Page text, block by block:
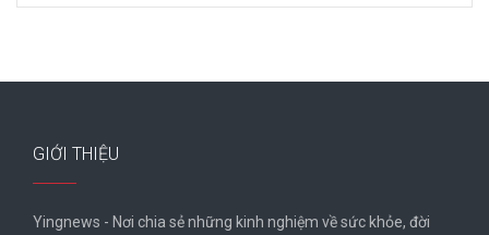
GIỚI THIỆU
Yingnews - Nơi chia sẻ những kinh nghiệm về sức khỏe, đời